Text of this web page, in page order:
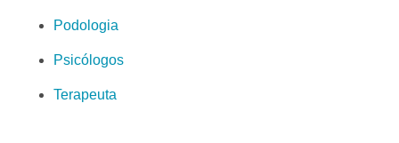
Podologia
Psicólogos
Terapeuta